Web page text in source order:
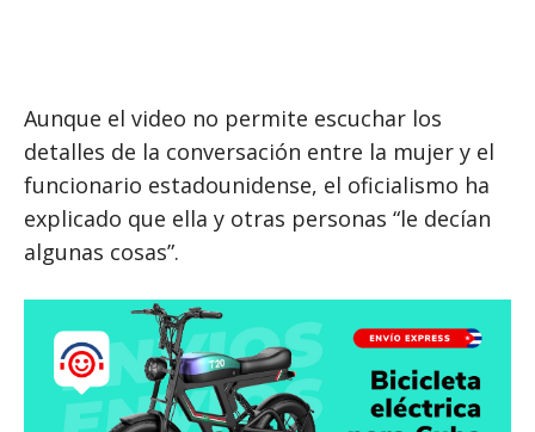
Aunque el video no permite escuchar los
detalles de la conversación entre la mujer y el
funcionario estadounidense, el oficialismo ha
explicado que ella y otras personas “le decían
algunas cosas”.